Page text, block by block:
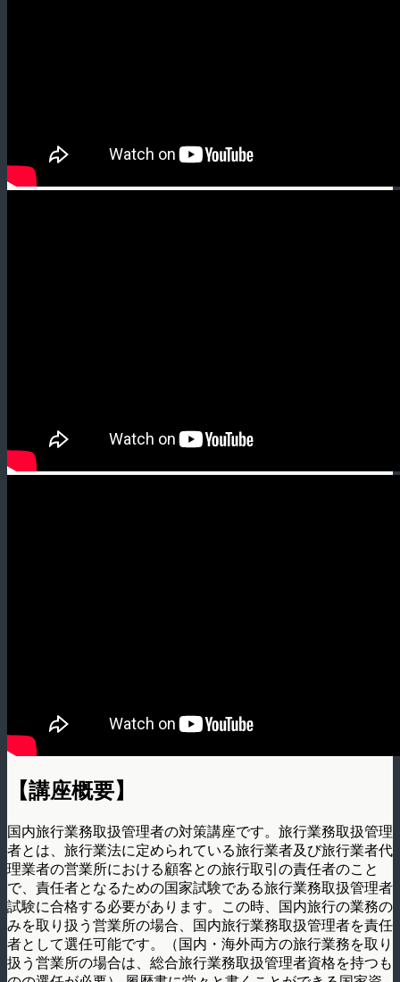
【講座概要】
国内旅行業務取扱管理者の対策講座です。旅行業務取扱管理
者とは、旅行業法に定められている旅行業者及び旅行業者代
理業者の営業所における顧客との旅行取引の責任者のこと
で、責任者となるための国家試験である旅行業務取扱管理者
試験に合格する必要があります。この時、国内旅行の業務の
みを取り扱う営業所の場合、国内旅行業務取扱管理者を責任
者として選任可能です。（国内・海外両方の旅行業務を取り
扱う営業所の場合は、総合旅行業務取扱管理者資格を持つも